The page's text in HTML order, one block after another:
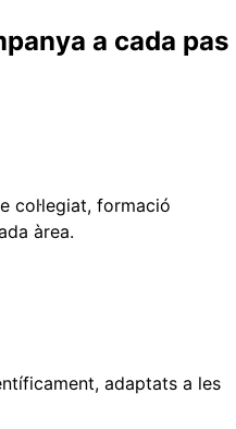
a cada pas
col·legiat, formació
àrea.
adaptats a les